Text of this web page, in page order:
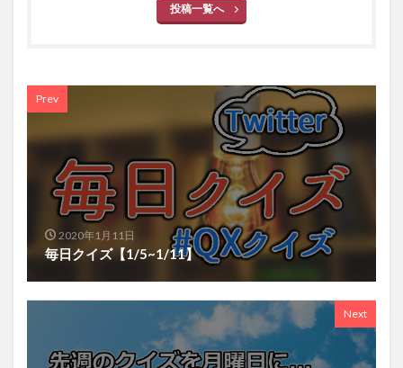
投稿一覧へ
Prev
2020年1月11日
毎日クイズ【1/5~1/11】
Next